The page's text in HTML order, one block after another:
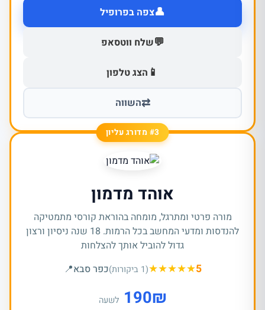
👤צפה בפרופיל
💬שלח ווטסאפ
📱 הצג טלפון
⇄השווה
#3 מדורג עליון
אוהד מדמון
מורה פרטי ומתרגל, מומחה בהוראת קורסי מתמטיקה
להנדסות ומדעי המחשב בכל הרמות. 18 שנה ניסיון ורצון
גדול להוביל אותך להצלחות
(1 ביקורות)★★★★★5 כפר סבא📍
₪
190 לשעה